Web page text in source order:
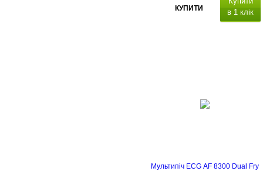
КУПИТИ
в 1 клік
Мультипіч ECG AF 8300 Dual Fry